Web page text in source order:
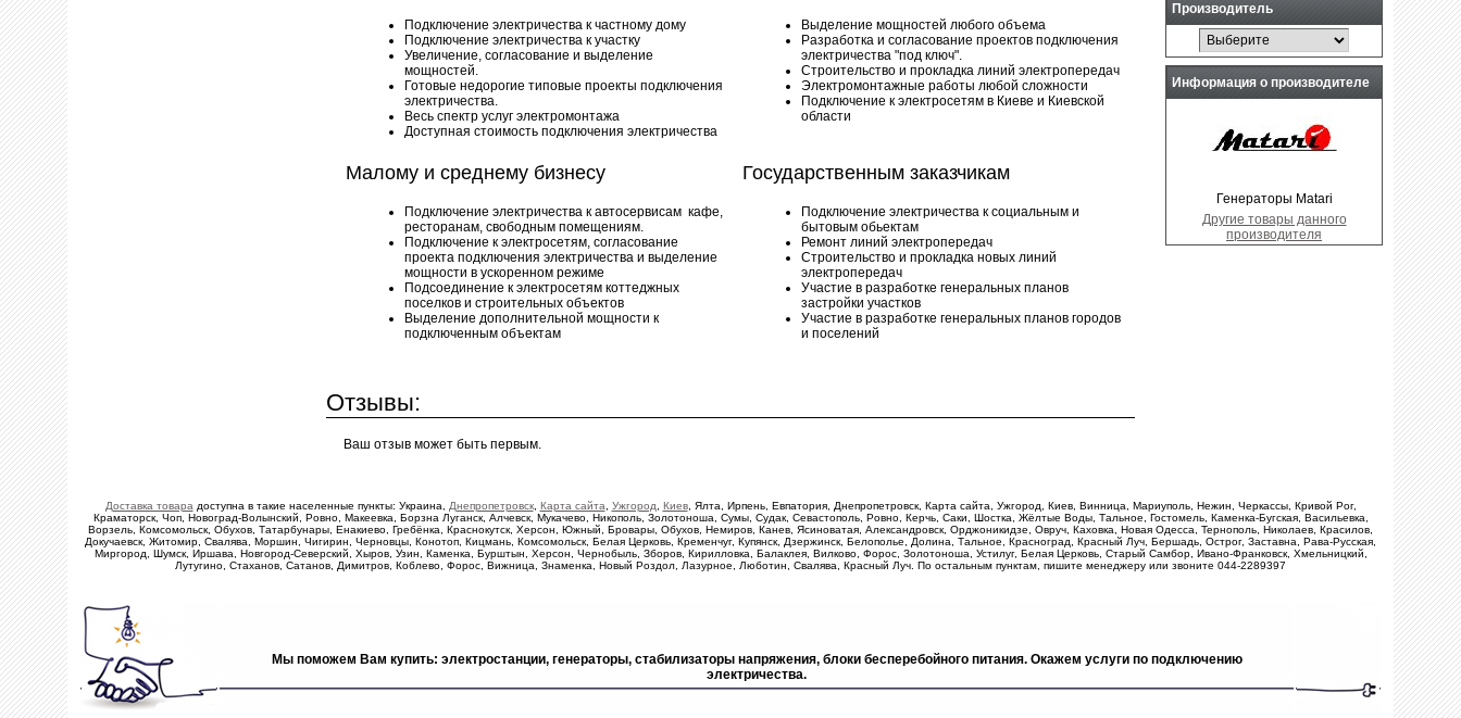
Подключение электричества к частному дому
Подключение электричества к участку
Увеличение, согласование и выделение
мощностей.
Готовые недорогие типовые проекты подключения
электричества.
Весь спектр услуг электромонтажа
Доступная стоимость подключения электричества
Выделение мощностей любого объема
Разработка и согласование проектов подключения
электричества "под ключ".
Строительство и прокладка линий электропередач
Электромонтажные работы любой сложности
Подключение к электросетям в Киеве и Киевской
области
Малому и среднему бизнесу
Подключение электричества к автосервисам кафе,
ресторанам, свободным помещениям.
Подключение к электросетям, согласование
проекта подключения электричества и выделение
мощности в ускоренном режиме
Подсоединение к электросетям коттеджных
поселков и строительных объектов
Выделение дополнительной мощности к
подключенным объектам
Государственным заказчикам
Подключение электричества к социальным и
бытовым обьектам
Ремонт линий электропередач
Строительство и прокладка новых линий
электропередач
Участие в разработке генеральных планов
застройки участков
Участие в разработке генеральных планов городов
и поселений
Отзывы:
Ваш отзыв может быть первым.
Производитель
Информация о производителе
Генераторы Matari
Другие товары данного
производителя
Доставка товара доступна в такие населенные пункты: Украина, Днепропетровск, Карта сайта Ужгород Киев, Ялта, Ирпень, Евпатория, Днепропетровск, Карта сайта, Ужгород, Киев, Винница, Мариуполь, Нежин, Черкассы, Кривой Рог,
Краматорск, Чоп, Новоград-Волынский, Ровно, Макеевка, Борзна Луганск, Алчевск, Мукачево, Никополь, Золотоноша, Сумы, Судак, Севастополь, Ровно, Керчь, Саки, Шостка, Жёлтые Воды, Тальное, Гостомель, Каменка-Бугская, Васильевка,
Ворзель, Комсомольск, Обухов, Татарбунары, Енакиево, Гребёнка, Краснокутск, Херсон, Южный, Бровары, Обухов, Немиров, Канев, Ясиноватая, Александровск, Орджоникидзе, Овруч, Каховка, Новая Одесса, Тернополь, Николаев, Красилов,
Докучаевск, Житомир, Свалява, Моршин, Чигирин, Черновцы, Конотоп, Кицмань, Комсомольск, Белая Церковь, Кременчуг, Купянск, Дзержинск, Белополье, Долина, Тальное, Красноград, Красный Луч, Бершадь, Острог, Заставна, Рава-Русская,
Миргород, Шумск, Иршава, Новгород-Северский, Хыров, Узин, Каменка, Бурштын, Херсон, Чернобыль, Зборов, Кирилловка, Балаклея, Вилково, Форос, Золотоноша, Устилуг, Белая Церковь, Старый Самбор, Ивано-Франковск, Хмельницкий,
Лутугино, Стаханов, Сатанов, Димитров, Коблево, Форос, Вижница, Знаменка, Новый Роздол, Лазурное, Люботин, Свалява, Красный Луч. По остальным пунктам, пишите менеджеру или звоните 044-2289397
Мы поможем Вам купить: электростанции, генераторы, стабилизаторы напряжения, блоки бесперебойного питания. Окажем услуги по подключению
электричества.